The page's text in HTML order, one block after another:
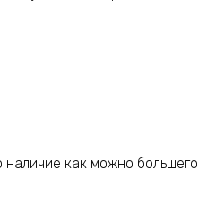
наличие как можно большего